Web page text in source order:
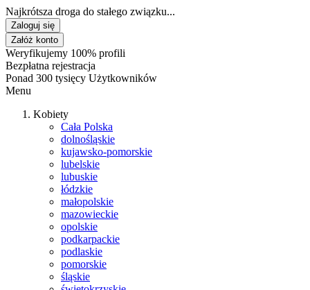
Najkrótsza droga do stałego związku...
Zaloguj się
Załóż konto
Weryfikujemy 100% profili
Bezpłatna rejestracja
Ponad 300 tysięcy Użytkowników
Menu
Kobiety
Cała Polska
dolnośląskie
kujawsko-pomorskie
lubelskie
lubuskie
łódzkie
małopolskie
mazowieckie
opolskie
podkarpackie
podlaskie
pomorskie
śląskie